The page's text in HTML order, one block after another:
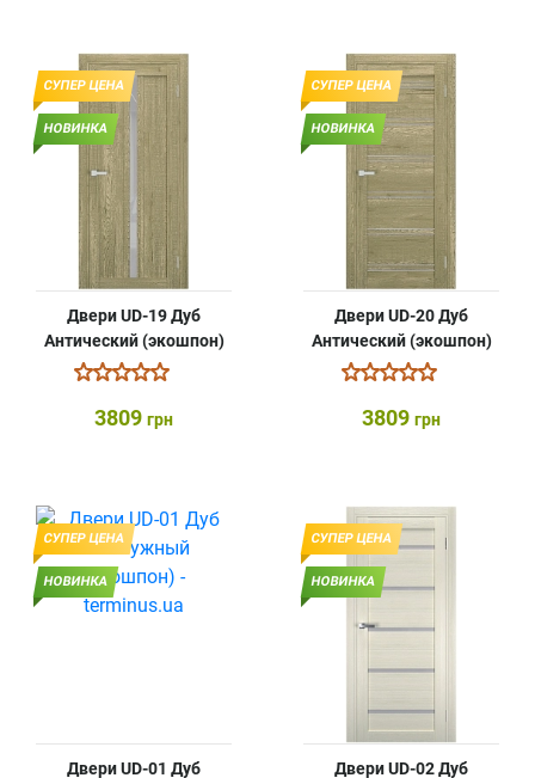
СУПЕР ЦЕНА
НОВИНКА
Двери UD-19 Дуб
Антический (экошпон)
3809 грн
СУПЕР ЦЕНА
НОВИНКА
Двери UD-20 Дуб
Антический (экошпон)
3809 грн
СУПЕР ЦЕНА
НОВИНКА
Двери UD-01 Дуб
СУПЕР ЦЕНА
НОВИНКА
Двери UD-02 Дуб